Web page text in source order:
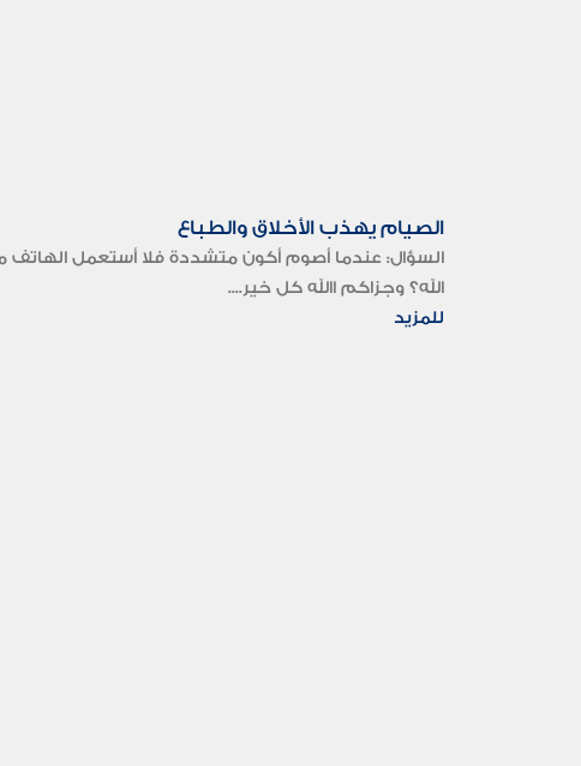
الصيام يهذب الأخلاق والطباع
السؤال: عندما أصوم أكون متشددة فلا أستعمل الهاتف
الله؟ وجزاكم االله كل خير....
للمزيد